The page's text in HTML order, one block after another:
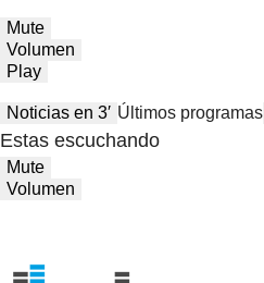
Mute
Volumen
Play
Noticias en 3′ Últimos programas
Estas escuchando
Mute
Volumen